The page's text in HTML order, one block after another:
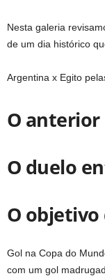
Nesta galeria
de um dia histórico
Argentina x Egito
O anterior
O duelo
O objetivo
Gol na Copa do
com um gol